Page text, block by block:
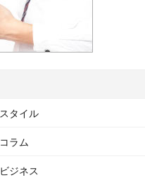
スタイル
コラム
ビジネス